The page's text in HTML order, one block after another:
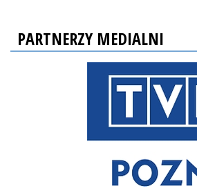
PARTNERZY MEDIALNI